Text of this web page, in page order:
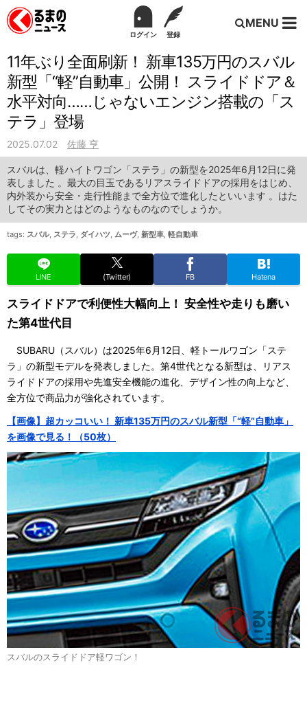
ログイン 登録
MENU
11年ぶり全面刷新！ 新車135万円のスバル
新型「“軽”自動車」公開！ スライドドア＆
水平対向……じゃないエンジン搭載の「ス
テラ」登場
2025.07.02 佐藤 亨
スバルは、軽ハイトワゴン「ステラ」の新型を2025年6月12日に発
表しました 。最大の目玉であるリアスライドドアの採用をはじめ、
内外装から安全・走行性能まで全方位で進化したといいます 。はた
してその実力とはどのようなものなのでしょうか。
tags: スバル, ステラ, ダイハツ, ムーヴ, 新型車, 軽自動車
LINE (Twitter) FB Hatena
スライドドアで利便性大幅向上！ 安全性や走りも磨い
た第4世代目
SUBARU（スバル）は2025年6月12日、軽トールワゴン「ステ
ラ」の新型モデルを発表しました。第4世代となる新型は、リアス
ライドドアの採用や先進安全機能の進化、デザイン性の向上など、
全方位で商品力が強化されています。
【画像】超カッコいい！ 新車135万円のスバル新型「“軽”自動車」
を画像で見る！（50枚）
スバルのスライドドア軽ワゴン！